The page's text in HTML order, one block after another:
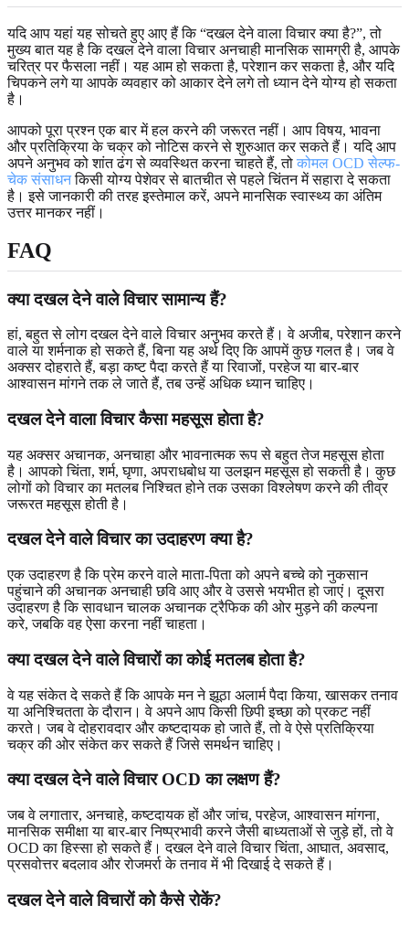
यदि आप यहां यह सोचते हुए आए हैं कि “दखल देने वाला विचार क्या है?”, तो
मुख्य बात यह है कि दखल देने वाला विचार अनचाही मानसिक सामग्री है, आपके
चरित्र पर फैसला नहीं। यह आम हो सकता है, परेशान कर सकता है, और यदि
चिपकने लगे या आपके व्यवहार को आकार देने लगे तो ध्यान देने योग्य हो सकता
है।
आपको पूरा प्रश्न एक बार में हल करने की जरूरत नहीं। आप विषय, भावना
और प्रतिक्रिया के चक्र को नोटिस करने से शुरुआत कर सकते हैं। यदि आप
अपने अनुभव को शांत ढंग से व्यवस्थित करना चाहते हैं, तो कोमल OCD सेल्फ-
चेक संसाधनकिसी योग्य पेशेवर से बातचीत से पहले चिंतन में सहारा दे सकता
है। इसे जानकारी की तरह इस्तेमाल करें, अपने मानसिक स्वास्थ्य का अंतिम
उत्तर मानकर नहीं।
FAQ
क्या दखल देने वाले विचार सामान्य हैं?
हां, बहुत से लोग दखल देने वाले विचार अनुभव करते हैं। वे अजीब, परेशान करने
वाले या शर्मनाक हो सकते हैं, बिना यह अर्थ दिए कि आपमें कुछ गलत है। जब वे
अक्सर दोहराते हैं, बड़ा कष्ट पैदा करते हैं या रिवाजों, परहेज या बार-बार
आश्वासन मांगने तक ले जाते हैं, तब उन्हें अधिक ध्यान चाहिए।
दखल देने वाला विचार कैसा महसूस होता है?
यह अक्सर अचानक, अनचाहा और भावनात्मक रूप से बहुत तेज महसूस होता
है। आपको चिंता, शर्म, घृणा, अपराधबोध या उलझन महसूस हो सकती है। कुछ
लोगों को विचार का मतलब निश्चित होने तक उसका विश्लेषण करने की तीव्र
जरूरत महसूस होती है।
दखल देने वाले विचार का उदाहरण क्या है?
एक उदाहरण है कि प्रेम करने वाले माता-पिता को अपने बच्चे को नुकसान
पहुंचाने की अचानक अनचाही छवि आए और वे उससे भयभीत हो जाएं। दूसरा
उदाहरण है कि सावधान चालक अचानक ट्रैफिक की ओर मुड़ने की कल्पना
करे, जबकि वह ऐसा करना नहीं चाहता।
क्या दखल देने वाले विचारों का कोई मतलब होता है?
वे यह संकेत दे सकते हैं कि आपके मन ने झूठा अलार्म पैदा किया, खासकर तनाव
या अनिश्चितता के दौरान। वे अपने आप किसी छिपी इच्छा को प्रकट नहीं
करते। जब वे दोहरावदार और कष्टदायक हो जाते हैं, तो वे ऐसे प्रतिक्रिया
चक्र की ओर संकेत कर सकते हैं जिसे समर्थन चाहिए।
क्या दखल देने वाले विचार OCD का लक्षण हैं?
जब वे लगातार, अनचाहे, कष्टदायक हों और जांच, परहेज, आश्वासन मांगना,
मानसिक समीक्षा या बार-बार निष्प्रभावी करने जैसी बाध्यताओं से जुड़े हों, तो वे
OCD का हिस्सा हो सकते हैं। दखल देने वाले विचार चिंता, आघात, अवसाद,
प्रसवोत्तर बदलाव और रोजमर्रा के तनाव में भी दिखाई दे सकते हैं।
दखल देने वाले विचारों को कैसे रोकें?